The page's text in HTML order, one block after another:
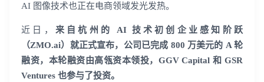
AI 图像技术也正在电商领域发光发热。
近日， 来自杭州的 AI 技术初创企业感知阶跃
（ZMO.ai）就正式宣布，公司已完成 800 万美元的 A 轮
融资，本轮融资由高瓴资本领投，GGV Capital 和 GSR
Ventures 也参与了投资。